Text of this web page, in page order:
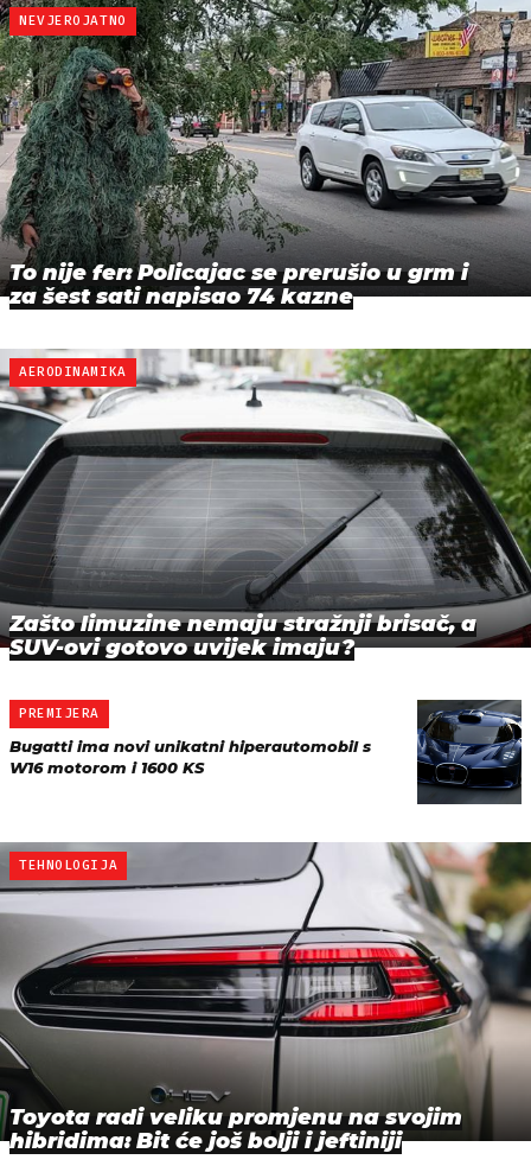
NEVJEROJATNO
To nije fer: Policajac se prerušio u grm i
za šest sati napisao 74 kazne
AERODINAMIKA
Zašto limuzine nemaju stražnji brisač, a
SUV-ovi gotovo uvijek imaju?
PREMIJERA
Bugatti ima novi unikatni hiperautomobil s
W16 motorom i 1600 KS
TEHNOLOGIJA
Toyota radi veliku promjenu na svojim
hibridima: Bit će još bolji i jeftiniji